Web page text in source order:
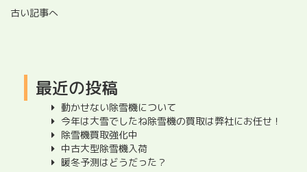
古い記事へ
最近の投稿
動かせない除雪機について
今年は大雪でしたね除雪機の買取は弊社にお任せ！
除雪機買取強化中
中古大型除雪機入荷
暖冬予測はどうだった？